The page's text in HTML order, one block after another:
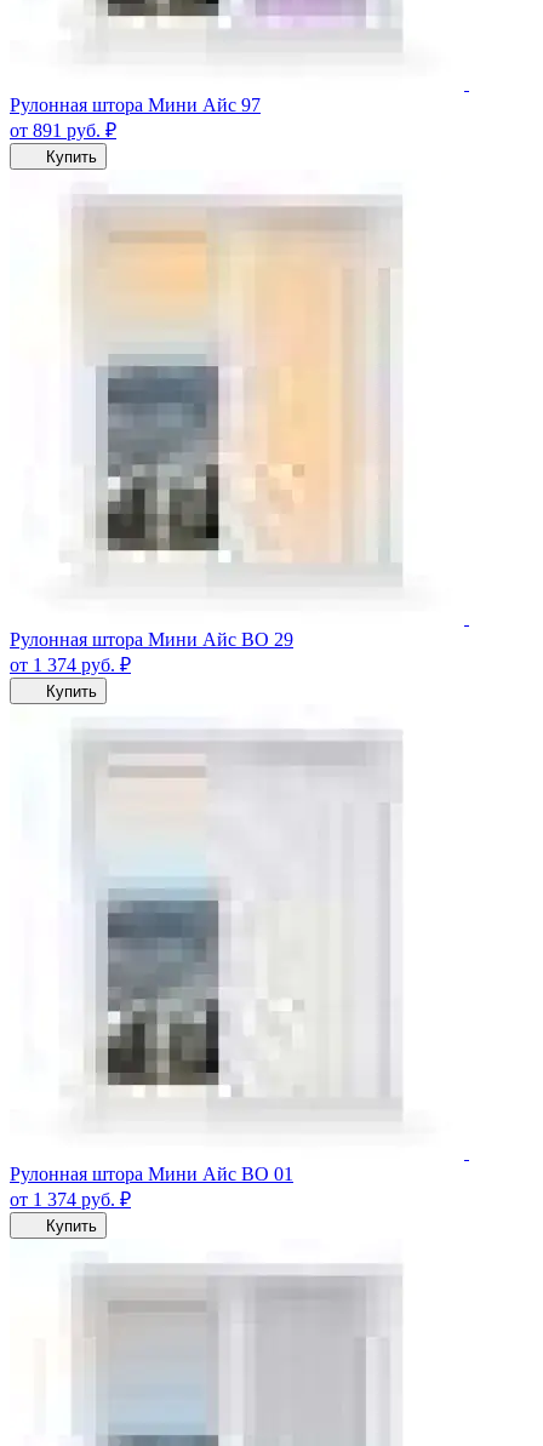
Рулонная штора Мини Айс 97
от 891 руб. ₽
Купить
Рулонная штора Мини Айс ВО 29
от 1 374 руб. ₽
Купить
Рулонная штора Мини Айс ВО 01
от 1 374 руб. ₽
Купить